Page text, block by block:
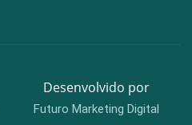
Desenvolvido por
Futuro Marketing Digital